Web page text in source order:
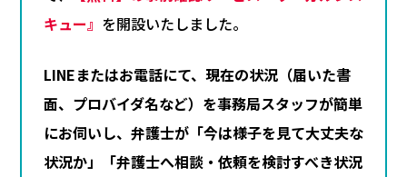
キュー』 を開設いたしました。
LINEまたはお電話にて、現在の状況（届いた書
面、プロバイダ名など）を事務局スタッフが簡単
にお伺いし、弁護士が「今は様子を見て大丈夫な
状況か」「弁護士へ相談・依頼を検討すべき状況